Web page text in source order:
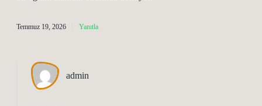
Temmuz 19, 2026 Yanıtla
admin